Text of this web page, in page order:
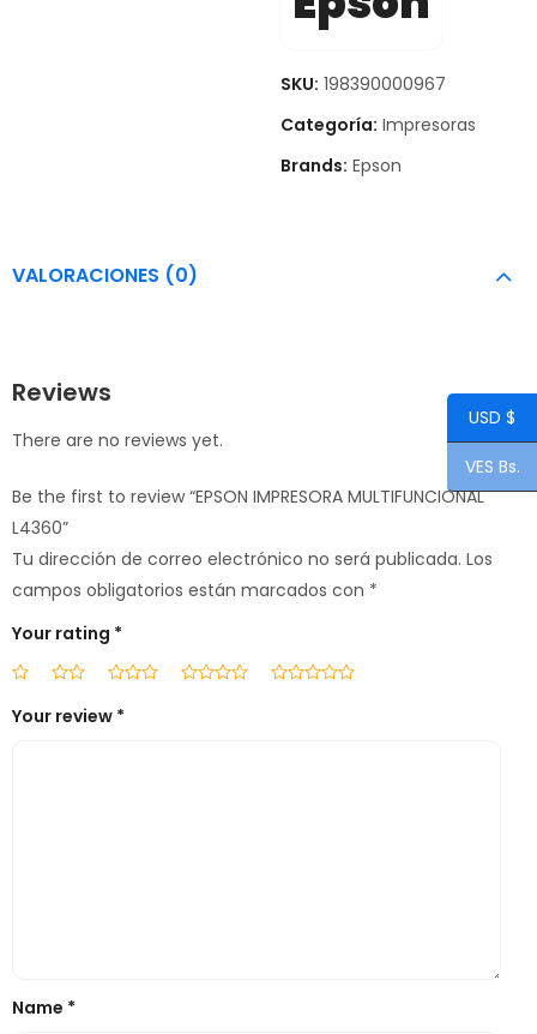
SKU: 198390000967
Categoría: Impresoras
Brands: Epson
VALORACIONES (0)
Reviews
There are no reviews yet.
Be the first to review “EPSON IMPRESORA MULTIFUNCIONAL
L4360”
Tu dirección de correo electrónico no será publicada. Los
campos obligatorios están marcados con *
Your rating *
Your review *
Name *
USD $
VES Bs.